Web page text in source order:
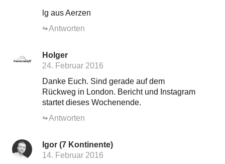
lg aus Aerzen
Antworten
Holger
24. Februar 2016
Danke Euch. Sind gerade auf dem
Rückweg in London. Bericht und Instagram
startet dieses Wochenende.
Antworten
Igor (7 Kontinente)
14. Februar 2016